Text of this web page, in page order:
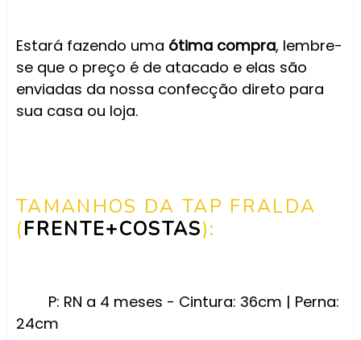
Estará fazendo uma ótima compra, lembre-
se que o preço é de atacado e elas são
enviadas da nossa confecção direto para
sua casa ou loja.
TAMANHOS DA TAP FRALDA
(FRENTE+COSTAS):
P: RN a 4 meses - Cintura: 36cm | Perna:
24cm